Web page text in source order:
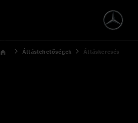
Álláslehetőségek Álláskeresés